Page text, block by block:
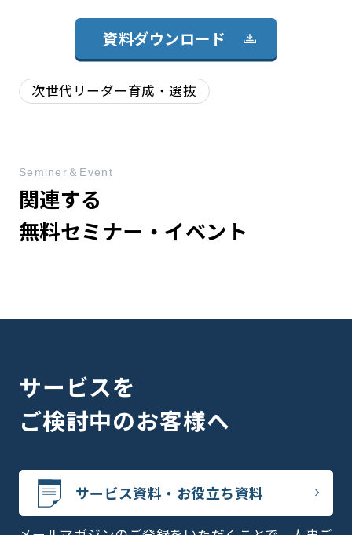
資料ダウンロード
次世代リーダー育成・選抜
関連する
無料セミナー・イベント
Seminer＆Event
サービスを
ご検討中のお客様へ
サービス資料・お役立ち資料